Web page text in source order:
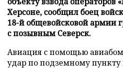
Херсоне, сообщил боец
18-й общевойсковой армии
с позывным Северск.
Авиация с помощью
удар по подземному пункту